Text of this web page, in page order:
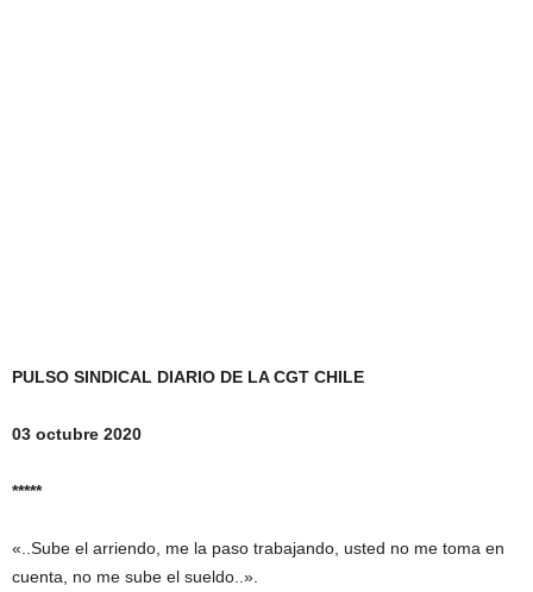
PULSO SINDICAL DIARIO DE LA CGT CHILE
03 octubre 2020
*****
«..Sube el arriendo, me la paso trabajando, usted no me toma en
cuenta, no me sube el sueldo..».